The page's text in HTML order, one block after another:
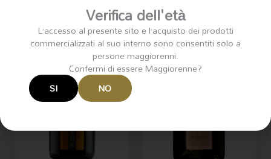
Verifica dell'età
L’accesso al presente sito e l’acquisto dei prodotti
commercializzati al suo interno sono consentiti solo a
persone maggiorenni.
Confermi di essere Maggiorenne?
SI NO